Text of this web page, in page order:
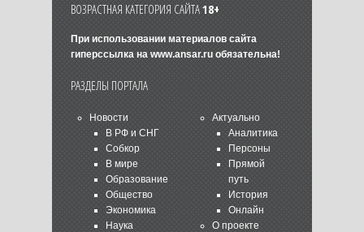
ВОЗРАСТНАЯ КАТЕГОРИЯ САЙТА18+
При использовании материалов сайта
гиперссылка на www.ansar.ruобязательна!
РАЗДЕЛЫ ПОРТАЛА
Новости
В РФ и СНГ
Собкор
В мире
Образование
Общество
Экономика
Наука
Актуально
Аналитика
Персоны
Прямой
путь
История
Онлайн
О проекте